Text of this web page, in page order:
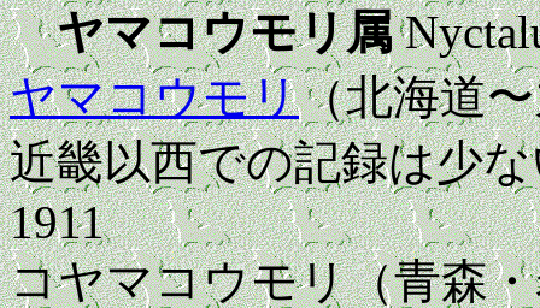
ヤマコウモリ属
ヤマコウモリ（北海道
近畿以西での記録は少
1911
コヤマコウモリ（青森